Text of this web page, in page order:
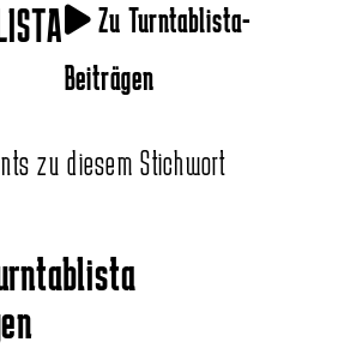
Zu Turntablista-
Beiträgen
zu diesem Stichwort